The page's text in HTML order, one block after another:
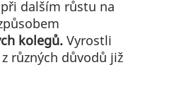
dalším růstu na
kolegů. Vyrostli
různých důvodů již